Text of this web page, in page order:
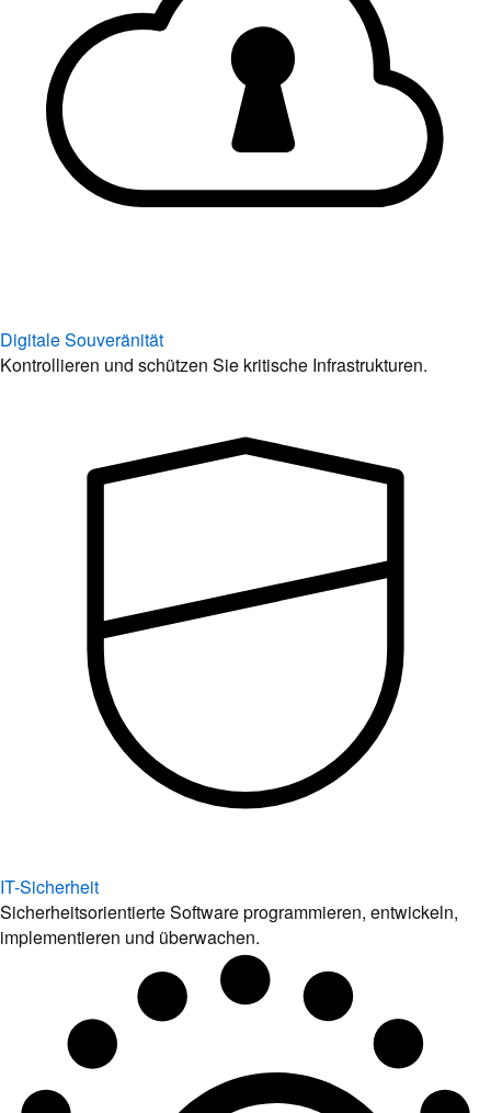
Digitale Souveränität
Kontrollieren und schützen Sie kritische Infrastrukturen.
IT-Sicherheit
Sicherheitsorientierte Software programmieren, entwickeln,
implementieren und überwachen.